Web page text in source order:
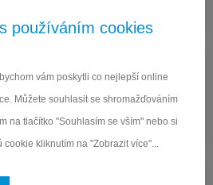
používáním cookies
vám poskytli co nejlepší online
Můžete souhlasit se shromažďováním
na tlačítko "Souhlasím se vším" nebo si
kliknutím na "Zobrazit více"...
pro žáky a rodiče
pro strávníky